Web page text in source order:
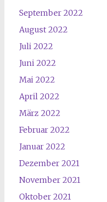
September 2022
August 2022
Juli 2022
Juni 2022
Mai 2022
April 2022
März 2022
Februar 2022
Januar 2022
Dezember 2021
November 2021
Oktober 2021